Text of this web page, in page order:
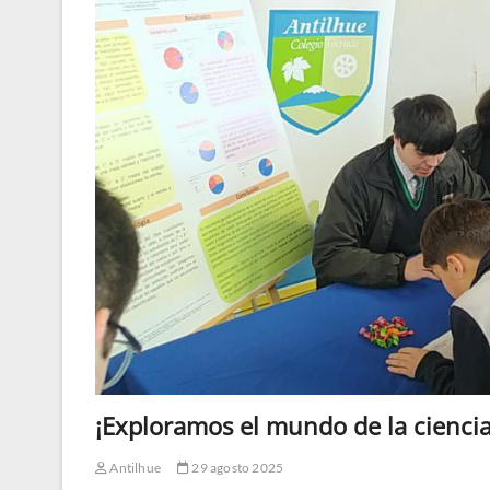
¡Exploramos el mundo de la
Antilhue 29 agosto 2025